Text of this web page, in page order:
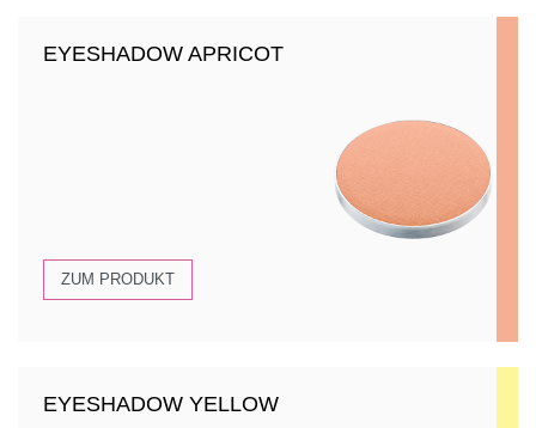
EYESHADOW APRICOT
ZUM PRODUKT
EYESHADOW YELLOW